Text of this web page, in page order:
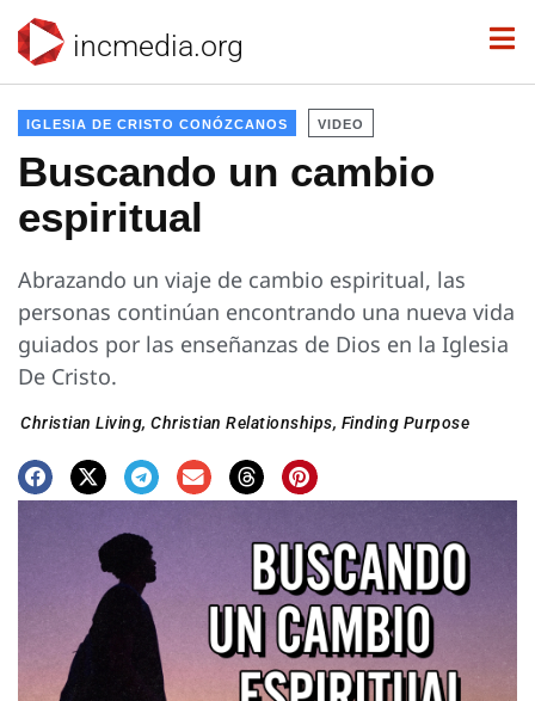
incmedia.org
IGLESIA DE CRISTO CONÓZCANOS VIDEO
Buscando un cambio
espiritual
Abrazando un viaje de cambio espiritual, las
personas continúan encontrando una nueva vida
guiados por las enseñanzas de Dios en la Iglesia
De Cristo.
Christian Living, Christian Relationships, Finding Purpose